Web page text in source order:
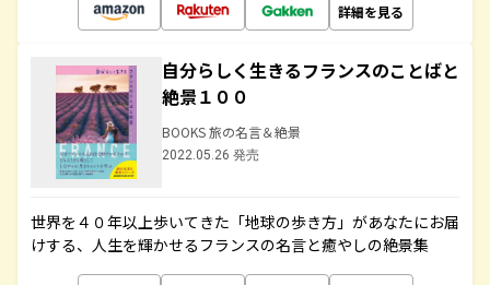
詳細を見る
自分らしく生きるフランスのことばと
絶景１００
BOOKS 旅の名言＆絶景
2022.05.26 発売
世界を４０年以上歩いてきた「地球の歩き方」があなたにお届
けする、人生を輝かせるフランスの名言と癒やしの絶景集